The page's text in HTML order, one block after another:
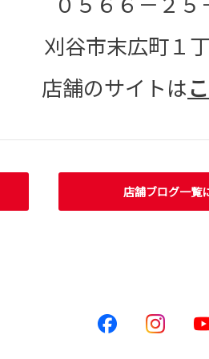
刈谷市末広町１
店舗のサイトは
店舗ブログ一覧